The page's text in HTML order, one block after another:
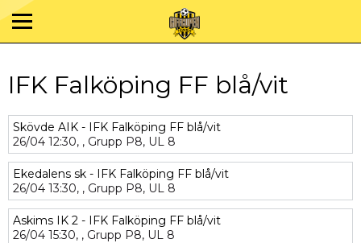
IFK Falköping FF blå/vit
Skövde AIK - IFK Falköping FF blå/vit
26/04 12:30, , Grupp P8, UL 8
Ekedalens sk - IFK Falköping FF blå/vit
26/04 13:30, , Grupp P8, UL 8
Askims IK 2 - IFK Falköping FF blå/vit
26/04 15:30, , Grupp P8, UL 8